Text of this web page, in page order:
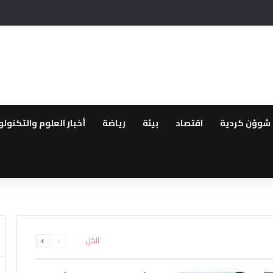
في عهد سلطة دمشق وعدم سلامة سوريا للعيش فيها بسبب الانتهاكات
شوؤن كردية اقتصاد بيئة رياضة أخبار العلوم
صيانة خزان وقود في تل براك
بين قتيل وجريحبانتمائهما إلى تنظيم
العراقية ترفع
..مهجروا سري كانية
لأهالي عفرين
الكل الصفحةالصفحة